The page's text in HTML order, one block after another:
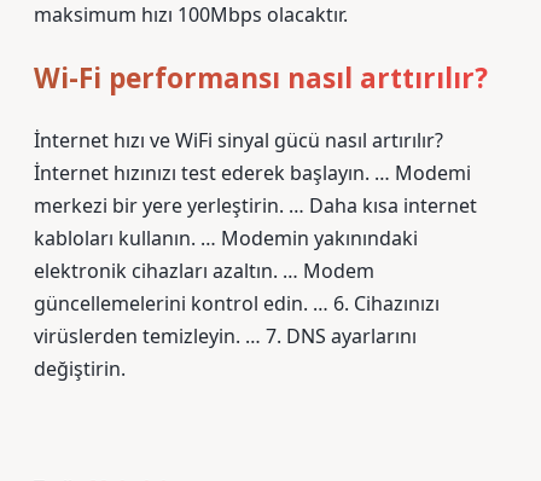
maksimum hızı 100Mbps olacaktır.
Wi-Fi performansı nasıl arttırılır?
İnternet hızı ve WiFi sinyal gücü nasıl artırılır?
İnternet hızınızı test ederek başlayın. … Modemi
merkezi bir yere yerleştirin. … Daha kısa internet
kabloları kullanın. … Modemin yakınındaki
elektronik cihazları azaltın. … Modem
güncellemelerini kontrol edin. … 6. Cihazınızı
virüslerden temizleyin. … 7. DNS ayarlarını
değiştirin.